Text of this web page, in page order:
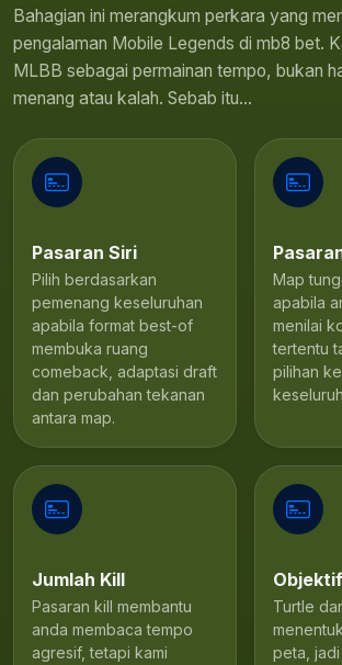
Bahagian ini merangkum perkara yang
pengalaman Mobile Legends di mb8 bet.
MLBB sebagai permainan tempo, bukan
menang atau kalah. Sebab itu...
Pasaran Siri
Pilih berdasarkan
pemenang keseluruhan
apabila format best-of
membuka ruang
comeback, adaptasi draft
dan perubahan tekanan
antara map.
Map
apabila
menilai
tertentu
pilihan
Jumlah Kill
Pasaran kill membantu
anda membaca tempo
agresif, tetapi kami
Turtle
peta,